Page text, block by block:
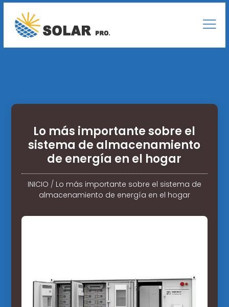
Lo más importante sobre el
sistema de almacenamiento
de energía en el hogar
INICIO / Lo más importante sobre el sistema de
almacenamiento de energía en el hogar